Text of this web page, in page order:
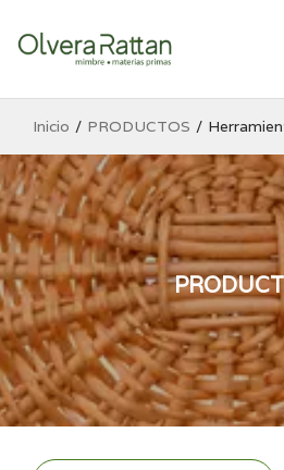
Inicio PRODUCTOS